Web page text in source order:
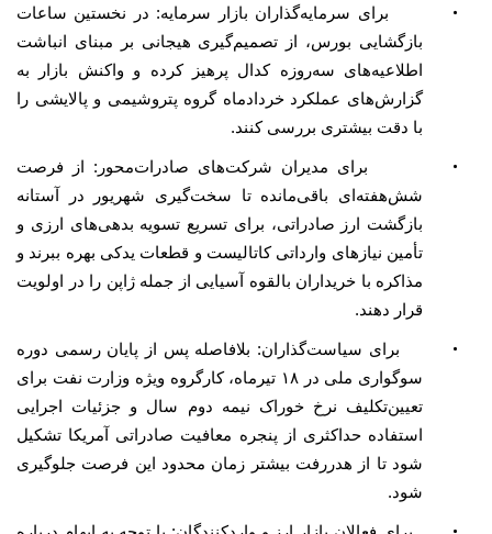
•
برای سرمایه‌گذاران بازار سرمایه: در نخستین ساعات
بازگشایی بورس، از تصمیم‌گیری هیجانی بر مبنای انباشت
اطلاعیه‌های سه‌روزه کدال پرهیز کرده و واکنش بازار به
گزارش‌های عملکرد خردادماه گروه پتروشیمی و پالایشی را
با دقت بیشتری بررسی کنند.
•
برای مدیران شرکت‌های صادرات‌محور: از فرصت
شش‌هفته‌ای باقی‌مانده تا سخت‌گیری شهریور در آستانه
بازگشت ارز صادراتی، برای تسریع تسویه بدهی‌های ارزی و
تأمین نیازهای وارداتی کاتالیست و قطعات یدکی بهره ببرند و
مذاکره با خریداران بالقوه آسیایی از جمله ژاپن را در اولویت
قرار دهند.
•
برای سیاست‌گذاران: بلافاصله پس از پایان رسمی دوره
سوگواری ملی در ۱۸ تیرماه، کارگروه ویژه وزارت نفت برای
تعیین‌تکلیف نرخ خوراک نیمه دوم سال و جزئیات اجرایی
استفاده حداکثری از پنجره معافیت صادراتی آمریکا تشکیل
شود تا از هدررفت بیشتر زمان محدود این فرصت جلوگیری
شود.